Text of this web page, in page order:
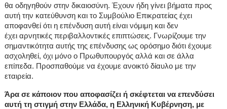
θα οδηγηθούν στην δικαιοσύνη. Έχουν ήδη γίνει βήματα προς
αυτή την κατεύθυνση και το Συμβούλιο Επικρατείας έχει
αποφανθεί ότι η επένδυση αυτή είναι νόμιμη και δεν
έχει αρνητικές περιβαλλοντικές επιπτώσεις. Γνωρίζουμε την
σημαντικότητα αυτής της επένδυσης ως ορόσημο διότι έχουμε
ασχοληθεί, όχι μόνο ο Πρωθυπουργός αλλά και σε άλλα
επίπεδα. Προσπαθούμε να έχουμε ανοικτό δίαυλο με την
εταιρεία.
Άρα σε κάποιον που αποφασίζει ή σκέφτεται να επενδύσει
αυτή τη στιγμή στην Ελλάδα, η Ελληνική Κυβέρνηση, με